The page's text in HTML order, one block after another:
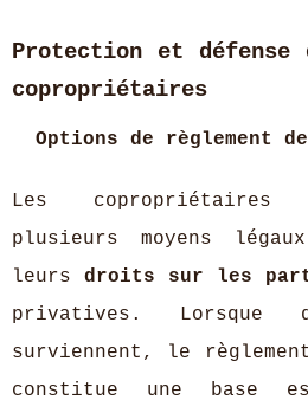
Protection et défense
copropriétaires
Options de règlement
Les copropriétaires
plusieurs moyens
leurs droits sur les
privatives. Lorsque
surviennent, le
constitue une base